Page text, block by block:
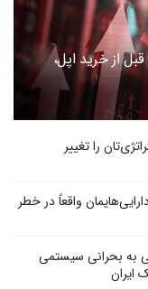
از خرید اپل،
را تغییر
واقعاً در خطر
به بحرانی سیستمی
ایران